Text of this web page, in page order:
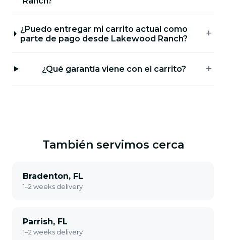
¿Puedo entregar mi carrito actual como
parte de pago desde Lakewood Ranch?
¿Qué garantía viene con el carrito?
También servimos cerca
Bradenton, FL
1–2 weeks delivery
Parrish, FL
1–2 weeks delivery